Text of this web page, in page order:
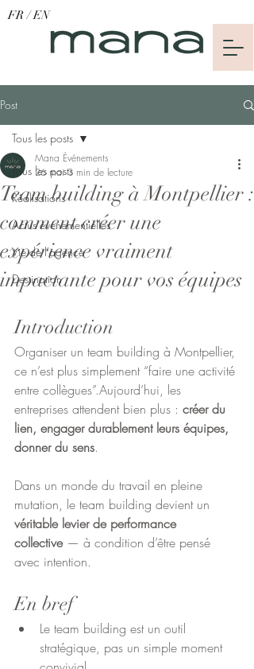
FR/EN
Post
Tous les posts
Réalisations
Actus événementielles
Vie de l'agence
Destination
Tous les posts
Team building à Montpellier :
comment créer une
expérience vraiment
impactante pour vos équipes
Mana Événements
26 mai 3 min de lecture
Introduction
Organiser un team building à Montpellier,
ce n’est plus simplement “faire une activité
entre collègues”.Aujourd’hui, les
entreprises attendent bien plus : créer du
lien, engager durablement leurs équipes,
donner du sens.
Dans un monde du travail en pleine
mutation, le team building devient un
véritable levier de performance
collective — à condition d’être pensé
avec intention.
En bref
Le team building est un outil
stratégique, pas un simple moment